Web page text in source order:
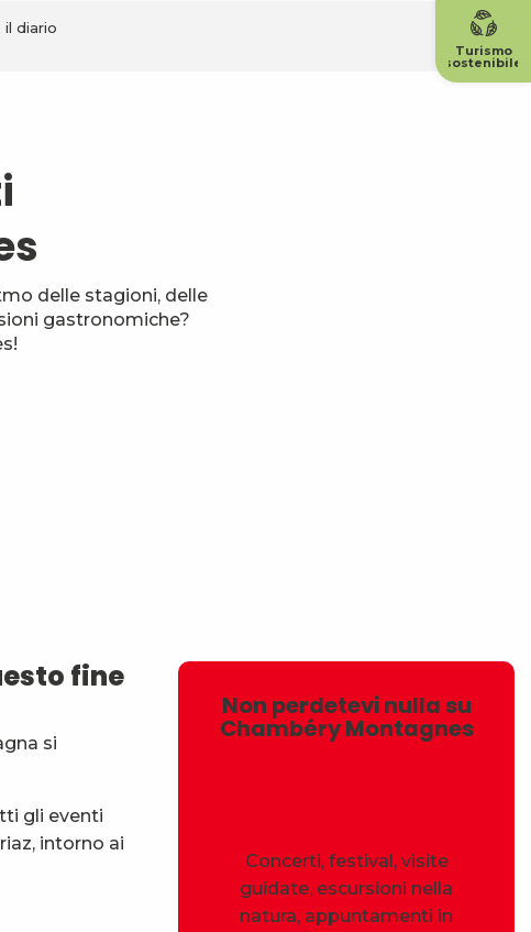
Turismo
sostenibile
diario
delle stagioni, delle
gastronomiche?
fine
si
gli eventi
intorno ai
Non perdetevi nulla su
Chambéry Montagnes
Concerti, festival, visite
guidate, escursioni nella
natura, appuntamenti in